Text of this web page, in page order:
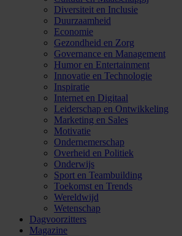
Diversiteit en Inclusie
Duurzaamheid
Economie
Gezondheid en Zorg
Governance en Management
Humor en Entertainment
Innovatie en Technologie
Inspiratie
Internet en Digitaal
Leiderschap en Ontwikkeling
Marketing en Sales
Motivatie
Ondernemerschap
Overheid en Politiek
Onderwijs
Sport en Teambuilding
Toekomst en Trends
Wereldwijd
Wetenschap
Dagvoorzitters
Magazine